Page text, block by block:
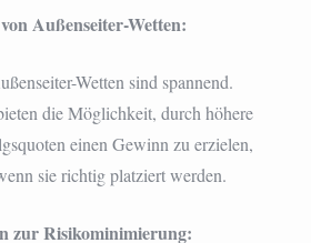
Außenseiter-Wetten:
Wetten sind spannend.
die Möglichkeit, durch höhere
einen Gewinn zu erzielen,
sie richtig platziert werden.
zur Risikominimierung: